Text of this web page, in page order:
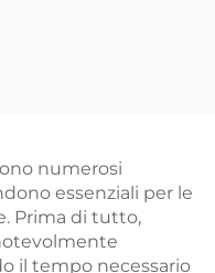
numerosi
essenziali per le
Prima di tutto,
il tempo necessario